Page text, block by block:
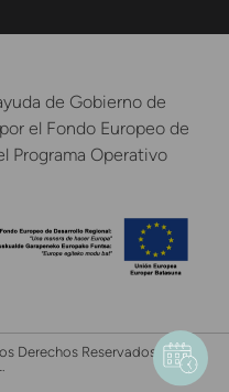
de Gobierno de
el Fondo Europeo de
Programa Operativo
Derechos Reservados -